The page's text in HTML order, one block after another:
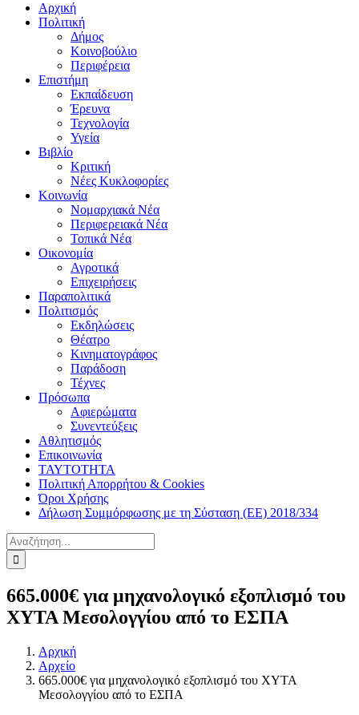
Αρχική
Πολιτική
Δήμος
Κοινοβούλιο
Περιφέρεια
Επιστήμη
Εκπαίδευση
Έρευνα
Τεχνολογία
Υγεία
Βιβλίο
Κριτική
Νέες Κυκλοφορίες
Κοινωνία
Νομαρχιακά Νέα
Περιφερειακά Νέα
Τοπικά Νέα
Οικονομία
Αγροτικά
Επιχειρήσεις
Παραπολιτικά
Πολιτισμός
Εκδηλώσεις
Θέατρο
Κινηματογράφος
Παράδοση
Τέχνες
Πρόσωπα
Αφιερώματα
Συνεντεύξεις
Αθλητισμός
Επικοινωνία
ΤΑΥΤΟΤΗΤΑ
Πολιτική Απορρήτου & Cookies
Όροι Χρήσης
Δήλωση Συμμόρφωσης με τη Σύσταση (ΕΕ) 2018/334
Αναζήτηση
για:
665.000€ για μηχανολογικό εξοπλισμό του
ΧΥΤΑ Μεσολογγίου από το ΕΣΠΑ
Αρχική
Αρχείο
665.000€ για μηχανολογικό εξοπλισμό του ΧΥΤΑ
Μεσολογγίου από το ΕΣΠΑ